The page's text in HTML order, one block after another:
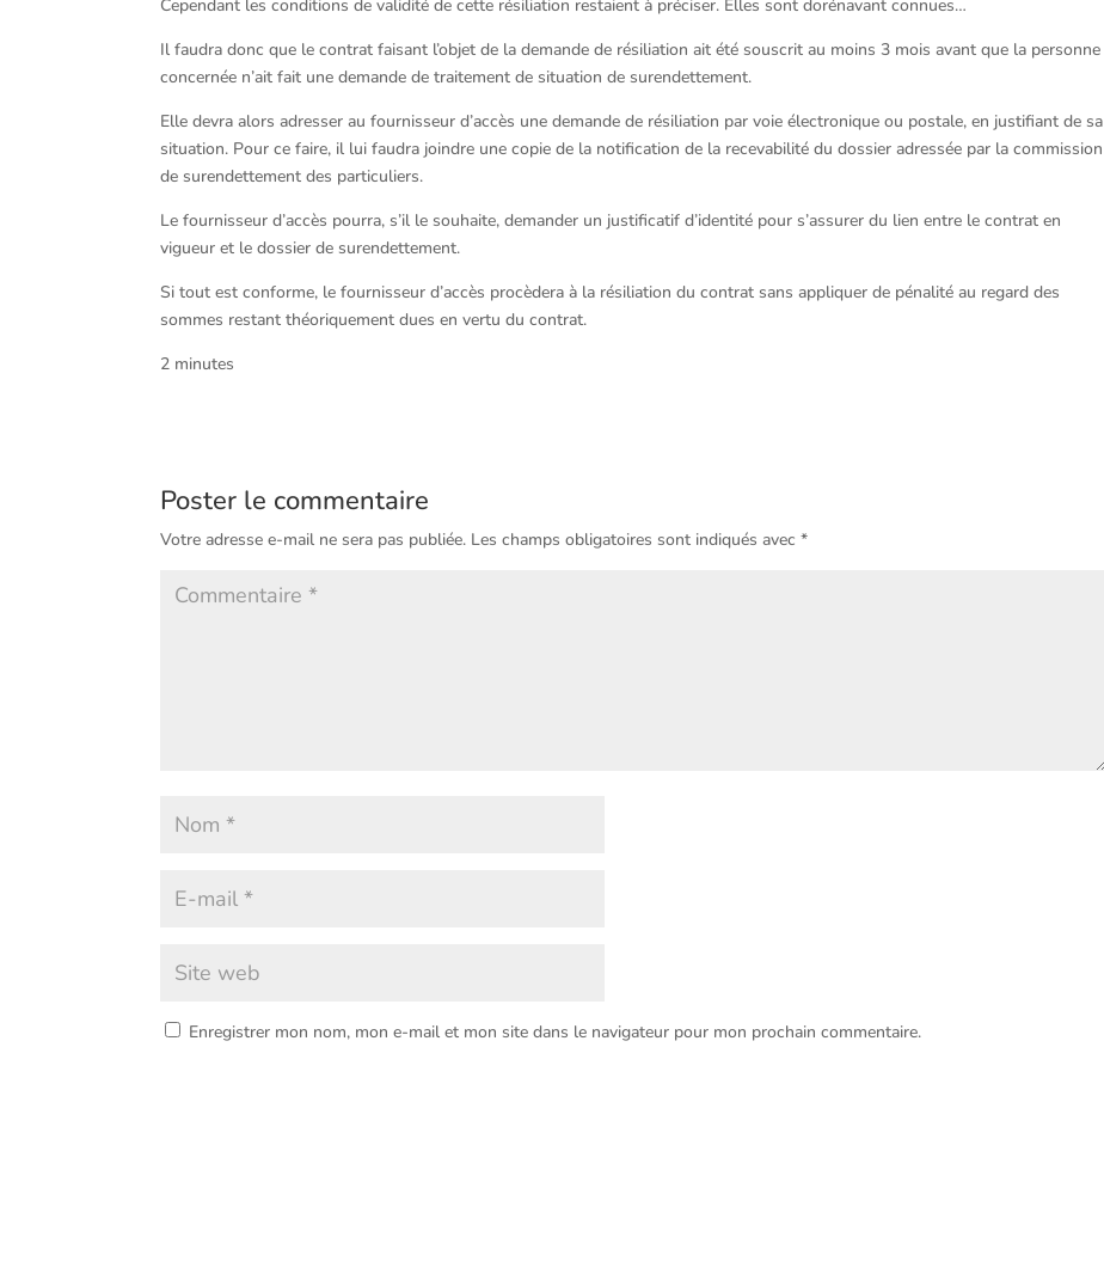
Cependant les conditions de validité de cette résiliation restaient à préciser. Elles sont dorénavant connues…
Il faudra donc que le contrat faisant l’objet de la demande de résiliation ait été souscrit au moins 3 mois avant que la personne
concernée n’ait fait une demande de traitement de situation de surendettement.
Elle devra alors adresser au fournisseur d’accès une demande de résiliation par voie électronique ou postale, en justifiant de sa
situation. Pour ce faire, il lui faudra joindre une copie de la notification de la recevabilité du dossier adressée par la commission
de surendettement des particuliers.
Le fournisseur d’accès pourra, s’il le souhaite, demander un justificatif d’identité pour s’assurer du lien entre le contrat en
vigueur et le dossier de surendettement.
Si tout est conforme, le fournisseur d’accès procèdera à la résiliation du contrat sans appliquer de pénalité au regard des
sommes restant théoriquement dues en vertu du contrat.
2 minutes
Poster le commentaire
Votre adresse e-mail ne sera pas publiée. Les champs obligatoires sont indiqués avec*
Enregistrer mon nom, mon e-mail et mon site dans le navigateur pour mon prochain commentaire.